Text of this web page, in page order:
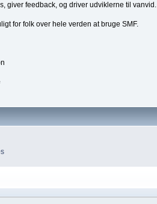
giver feedback, og driver udviklerne til vanvid.
for folk over hele verden at bruge SMF.